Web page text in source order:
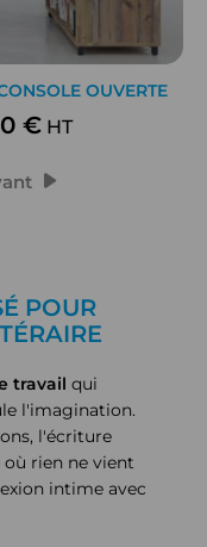
OUVERTE
€ HT
POUR
travail qui
l'imagination.
l'écriture
rien ne vient
intime avec